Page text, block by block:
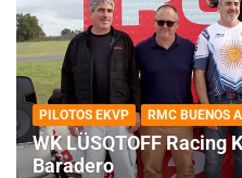
PILOTOS EKVP RMC BUENOS
WK LÜSQTOFF
Baradero